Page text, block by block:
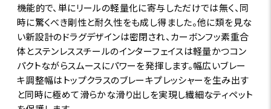
機能的で、単にリールの軽量化に寄与しただけでは無く、同
時に驚くべき剛性と耐久性をも成し得ました。他に類を見な
い新設計のドラグデザインは密閉され、カーボンフッ素重合
体とステンレススチールのインターフェイスは軽量かつコン
パクトながらスムースにパワーを発揮します。幅広いブレー
キ調整幅はトップクラスのブレーキプレッシャーを生み出す
と同時に極めて滑らかな滑り出しを実現し繊細なティペット